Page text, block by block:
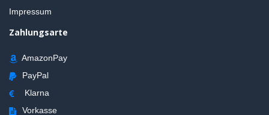
Impressum
Zahlungsarte
AmazonPay
PayPal
Klarna
Vorkasse